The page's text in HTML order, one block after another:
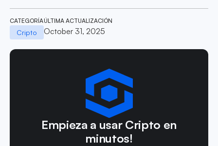
CATEGORÍA
Cripto
ÚLTIMA ACTUALIZACIÓN
October 31, 2025
Empieza a usar Cripto en
minutos!